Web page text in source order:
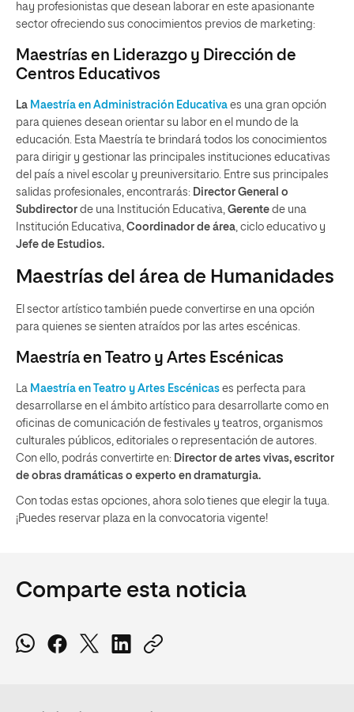
hay profesionistas que desean laborar en este apasionante
sector ofreciendo sus conocimientos previos de marketing:
Maestrías en Liderazgo y Dirección de
Centros Educativos
La Maestría en Administración Educativa es una gran opción
para quienes desean orientar su labor en el mundo de la
educación. Esta Maestría te brindará todos los conocimientos
para dirigir y gestionar las principales instituciones educativas
del país a nivel escolar y preuniversitario. Entre sus principales
salidas profesionales, encontrarás: Director General o
Subdirector de una Institución Educativa, Gerente de una
Institución Educativa, Coordinador de área , ciclo educativo y
Jefe de Estudios.
Maestrías del área de Humanidades
El sector artístico también puede convertirse en una opción
para quienes se sienten atraídos por las artes escénicas.
Maestría en Teatro y Artes Escénicas
La Maestría en Teatro y Artes Escénicas es perfecta para
desarrollarse en el ámbito artístico para desarrollarte como en
oficinas de comunicación de festivales y teatros, organismos
culturales públicos, editoriales o representación de autores.
Con ello, podrás convertirte en: Director de artes vivas, escritor
de obras dramáticas o experto en dramaturgia.
Con todas estas opciones, ahora solo tienes que elegir la tuya.
¡Puedes reservar plaza en la convocatoria vigente!
Comparte esta noticia